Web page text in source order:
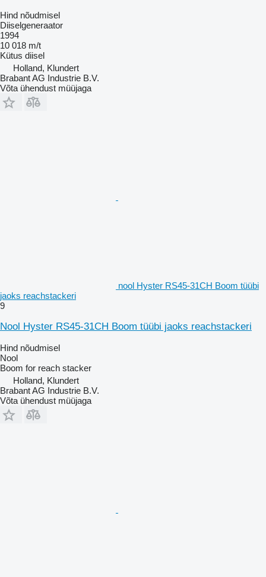
Hind nõudmisel
Diiselgeneraator
1994
10 018 m/t
Kütus diisel
Holland, Klundert
Brabant AG Industrie B.V.
Võta ühendust müüjaga
nool Hyster RS45-31CH Boom tüübi
jaoks reachstackeri
9
Nool Hyster RS45-31CH Boom tüübi jaoks reachstackeri
Hind nõudmisel
Nool
Boom for reach stacker
Holland, Klundert
Brabant AG Industrie B.V.
Võta ühendust müüjaga